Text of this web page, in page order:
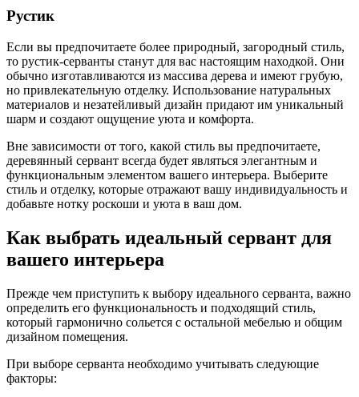
Рустик
Если вы предпочитаете более природный, загородный стиль,
то рустик-серванты станут для вас настоящим находкой. Они
обычно изготавливаются из массива дерева и имеют грубую,
но привлекательную отделку. Использование натуральных
материалов и незатейливый дизайн придают им уникальный
шарм и создают ощущение уюта и комфорта.
Вне зависимости от того, какой стиль вы предпочитаете,
деревянный сервант всегда будет являться элегантным и
функциональным элементом вашего интерьера. Выберите
стиль и отделку, которые отражают вашу индивидуальность и
добавьте нотку роскоши и уюта в ваш дом.
Как выбрать идеальный сервант для
вашего интерьера
Прежде чем приступить к выбору идеального серванта, важно
определить его функциональность и подходящий стиль,
который гармонично сольется с остальной мебелью и общим
дизайном помещения.
При выборе серванта необходимо учитывать следующие
факторы: